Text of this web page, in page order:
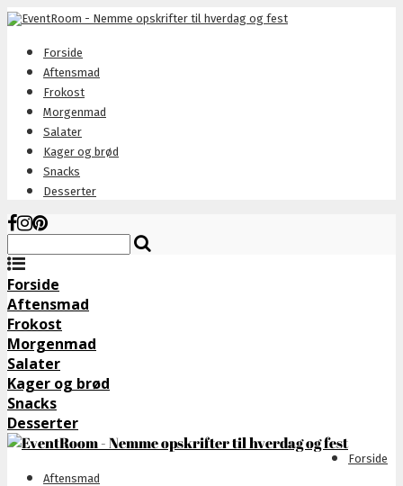
Forside
Aftensmad
Frokost
Morgenmad
Salater
Kager og brød
Snacks
Desserter
Forside
Aftensmad
Frokost
Morgenmad
Salater
Kager og brød
Snacks
Desserter
Forside
Aftensmad